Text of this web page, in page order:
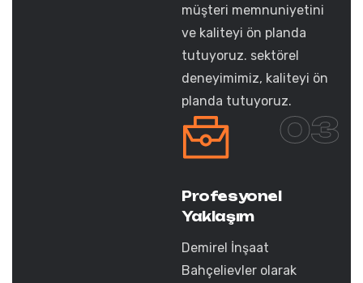
müşteri memnuniyetini
ve kaliteyi ön planda
tutuyoruz. sektörel
deneyimimiz, kaliteyi ön
planda tutuyoruz.
03
Profesyonel
Yaklaşım
Demirel İnşaat
Bahçelievler olarak